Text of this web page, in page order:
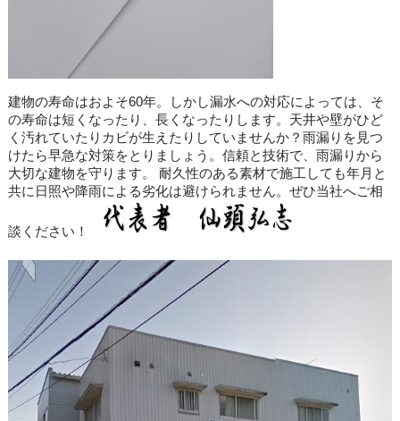
建物の寿命はおよそ60年。しかし漏水への対応によっては、そ
の寿命は短くなったり、長くなったりします。天井や壁がひど
く汚れていたりカビが生えたりしていませんか？雨漏りを見つ
けたら早急な対策をとりましょう。信頼と技術で、雨漏りから
大切な建物を守ります。 耐久性のある素材で施工しても年月と
共に日照や降雨による劣化は避けられません。ぜひ当社へご相
談ください！